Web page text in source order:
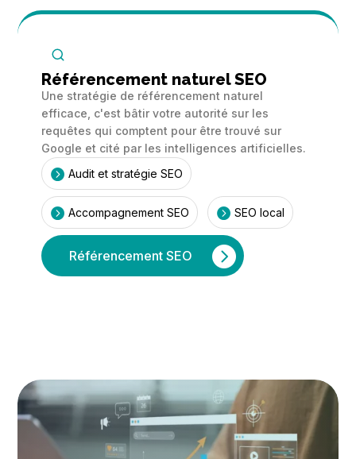
Référencement naturel SEO
Une stratégie de référencement naturel
efficace, c'est bâtir votre autorité sur les
requêtes qui comptent pour être trouvé sur
Google et cité par les intelligences artificielles.
 Audit et stratégie SEO
 Accompagnement SEO  SEO local
Référencement SEO